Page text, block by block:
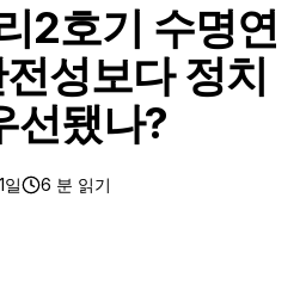
2호기 수명연
성보다 정치
선됐나?
일 6 분 읽기